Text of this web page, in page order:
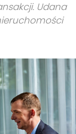
Udana